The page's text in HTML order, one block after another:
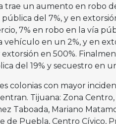
trae un aumento en robo
pública del 7%, y en
7% en robo en la vía
vehículo en un 2%, y en
en 500%.
del 19% y secuestro en
colonias con mayor
Tijuana: Zona
Taboada, Mariano
de Puebla, Centro Cívico,